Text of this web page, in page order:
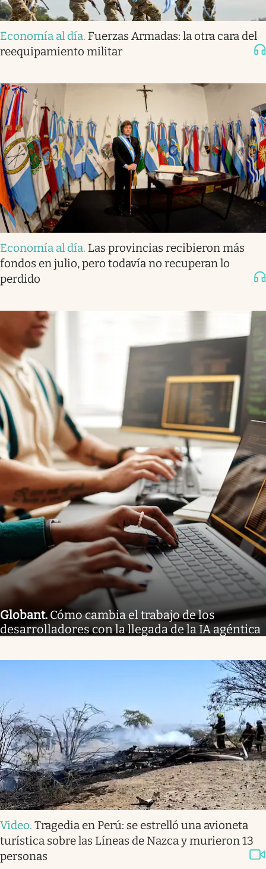
Economía al día. Fuerzas Armadas: la otra cara del
reequipamiento militar
Economía al día. Las provincias recibieron más
fondos en julio, pero todavía no recuperan lo
perdido
Globant. Cómo cambia el trabajo de los
desarrolladores con la llegada de la IA agéntica
Video. Tragedia en Perú: se estrelló una avioneta
turística sobre las Líneas de Nazca y murieron 13
personas